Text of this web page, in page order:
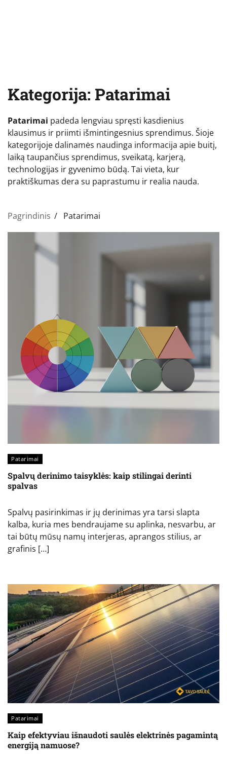
Kategorija: Patarimai
Patarimai padeda lengviau spręsti kasdienius
klausimus ir priimti išmintingesnius sprendimus. Šioje
kategorijoje dalinamės naudinga informacija apie buitį,
laiką taupančius sprendimus, sveikatą, karjerą,
technologijas ir gyvenimo būdą. Tai vieta, kur
praktiškumas dera su paprastumu ir realia nauda.
Pagrindinis Patarimai
Patarimai
Spalvų derinimo taisyklės: kaip stilingai derinti
spalvas
Spalvų pasirinkimas ir jų derinimas yra tarsi slapta
kalba, kuria mes bendraujame su aplinka, nesvarbu, ar
tai būtų mūsų namų interjeras, aprangos stilius, ar
grafinis […]
Patarimai
Kaip efektyviau išnaudoti saulės elektrinės pagamintą
energiją namuose?